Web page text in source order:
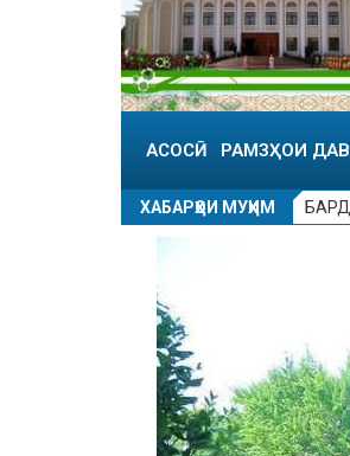
АСОСӢ РАМЗҲОИ
ХАБАРҲОИ МУҲИМ